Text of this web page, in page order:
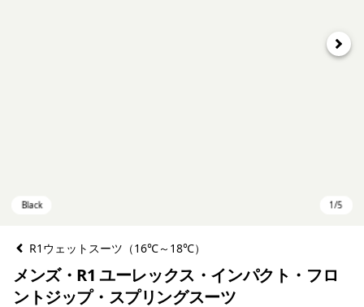
次へ
R1ウェットスーツ（16℃～18℃）
メンズ・R1 ユーレックス・インパクト・フロ
ントジップ・スプリングスーツ